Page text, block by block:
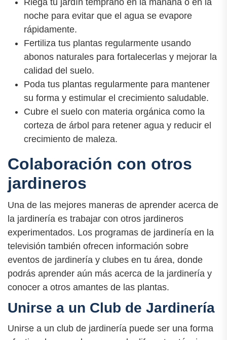
noche para evitar que el agua se evapore
rápidamente.
Fertiliza tus plantas regularmente usando
abonos naturales para fortalecerlas y mejorar la
calidad del suelo.
Poda tus plantas regularmente para mantener
su forma y estimular el crecimiento saludable.
Cubre el suelo con materia orgánica como la
corteza de árbol para retener agua y reducir el
crecimiento de maleza.
Colaboración con otros
jardineros
Una de las mejores maneras de aprender acerca de
la jardinería es trabajar con otros jardineros
experimentados. Los programas de jardinería en la
televisión también ofrecen información sobre
eventos de jardinería y clubes en tu área, donde
podrás aprender aún más acerca de la jardinería y
conocer a otros amantes de las plantas.
Unirse a un Club de Jardinería
Unirse a un club de jardinería puede ser una forma